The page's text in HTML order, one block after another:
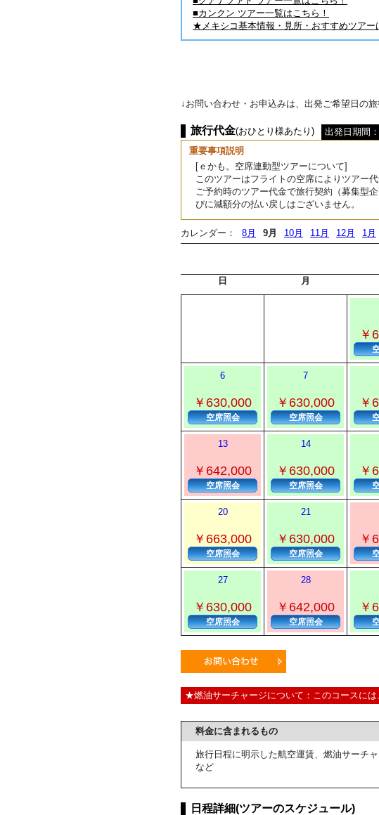
■カンクン ツアー一覧はこちら！
★メキシコ基本情報・見所・おすすめツアー
↓お問い合わせ・お申込みは、出発ご希望日の
旅行代金(おひとり様あたり)
出発日期間
重要事項説明
[ｅかも。空席連動型ツアーについて]
このツアーはフライトの空席によりツアー代
ご予約時のツアー代金で旅行契約（募集型
びに減額分の払い戻しはございません。
カレンダー： 8月 9月 10月 11月 12月 1月
日 月
￥
6
￥630,000
空席照会
7
￥630,000
空席照会
￥
13
￥642,000
空席照会
14
￥630,000
空席照会
￥
20
￥663,000
空席照会
21
￥630,000
空席照会
￥
27
￥630,000
空席照会
28
￥642,000
空席照会
￥
★燃油サーチャージについて：このコースには
料金に含まれるもの
旅行日程に明示した航空運賃、燃油サーチ
など
日程詳細(ツアーのスケジュール)